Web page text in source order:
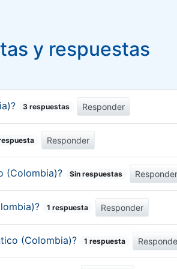
y respuestas
3 respuestas Responder
Responder
(Colombia)? Sin respuestas
1 respuesta Responder
(Colombia)? 1 respuesta